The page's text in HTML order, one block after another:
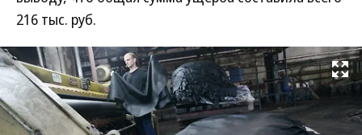
216 тыс. руб.
Развернуть